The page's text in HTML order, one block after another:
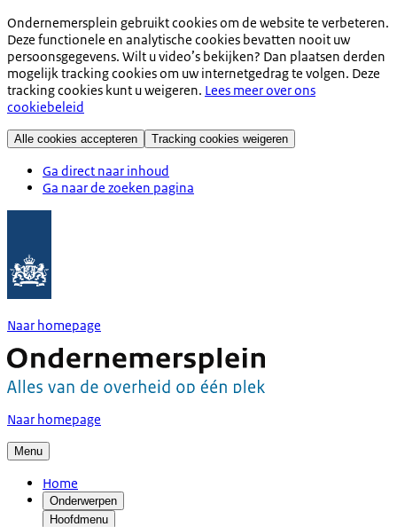
Ondernemersplein gebruikt cookies om de website te verbeteren.
Deze functionele en analytische cookies bevatten nooit uw
persoonsgegevens. Wilt u video’s bekijken? Dan plaatsen derden
mogelijk tracking cookies om uw internetgedrag te volgen. Deze
tracking cookies kunt u weigeren. Lees meer over ons
cookiebeleid
Alle cookies accepteren Tracking cookies weigeren
Ga direct naar inhoud
Ga naar de zoeken pagina
Naar homepage
Naar homepage
Menu
Home
Onderwerpen
Hoofdmenu